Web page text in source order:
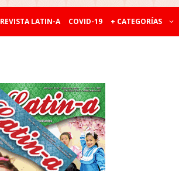
REVISTA LATIN-A COVID-19 + CATEGORÍAS